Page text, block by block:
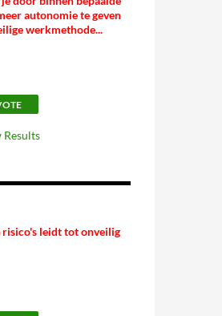
autonomie te geven
werkmethode...
Results
risico's leidt tot onveilig